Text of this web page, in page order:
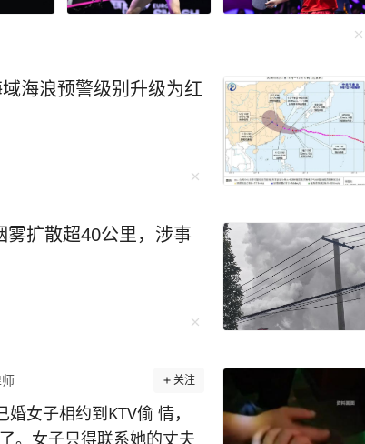
他写作风格的质
坚持用自己独特的笔触描绘着高密东北乡的故
莫言在内容在人性思考上
说不完的，感兴趣的朋友不妨自己去翻阅《晚熟
智慧与阅历全然写在了书中，毫不吝啬地跟我们
里，
遭遇也融入了作品每一个故事都是世间百态的缩
阅读的人都能从中找到自身的影子，找到最初的
讲故事的人并不一定会的诺贝尔奖，当莫言用魔
地对人性的探索来讲故事后，他就成为了世界级
海浪预警级别升级为红
扩散超40公里，涉事
关注
女子相约到KTV偷 情，
。女子只得联系她的丈夫